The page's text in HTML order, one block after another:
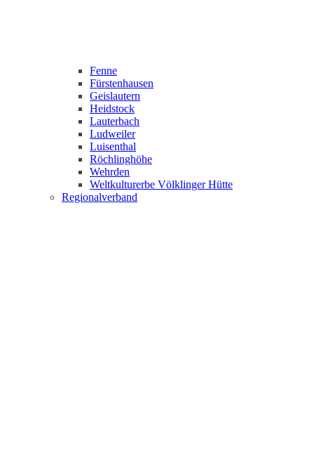
Fenne
Fürstenhausen
Geislautern
Heidstock
Lauterbach
Ludweiler
Luisenthal
Röchlinghöhe
Wehrden
Weltkulturerbe Völklinger Hütte
Regionalverband